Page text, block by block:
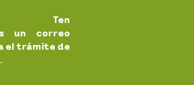
Ten
un correo
el trámite de